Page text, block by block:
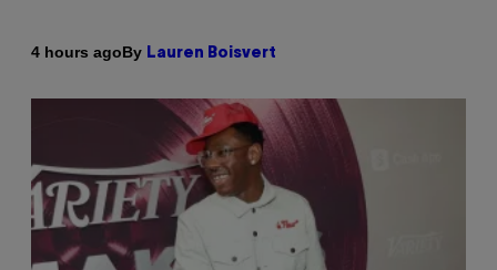
4 hours agoBy Lauren Boisvert